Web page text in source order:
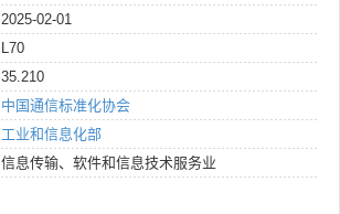
2025-02-01
L70
35.210
中国通信标准化协会
工业和信息化部
信息传输、软件和信息技术服务业